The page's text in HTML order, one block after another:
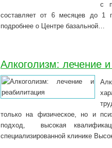
с
составляет от 6 месяцев до 1
подробнее о Центре базальной…
Алкоголизм: лечение
только на физическое, но и
подход, высокая
специализированной клинике